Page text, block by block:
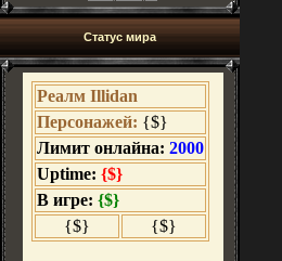
Статус мира